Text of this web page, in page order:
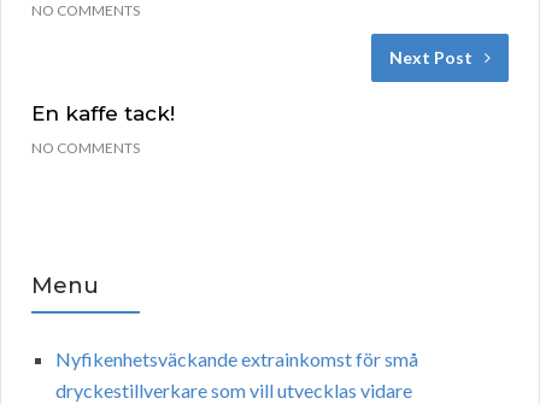
NO COMMENTS
Next Post
En kaffe tack!
NO COMMENTS
Menu
Nyfikenhetsväckande extrainkomst för små
dryckestillverkare som vill utvecklas vidare